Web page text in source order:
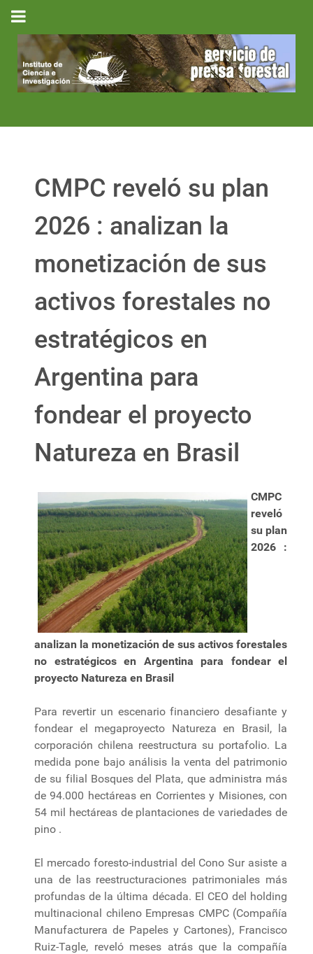
CMPC reveló su plan
2026 : analizan la
monetización de sus
activos forestales no
estratégicos en
Argentina para
fondear el proyecto
Natureza en Brasil
CMPC
reveló
su plan
2026 :
analizan la monetización de sus activos forestales
no estratégicos en Argentina para fondear el
proyecto Natureza en Brasil
Para revertir un escenario financiero desafiante y
fondear el megaproyecto Natureza en Brasil, la
corporación chilena reestructura su portafolio. La
medida pone bajo análisis la venta del patrimonio
de su filial Bosques del Plata, que administra más
de 94.000 hectáreas en Corrientes y Misiones, con
54 mil hectáreas de plantaciones de variedades de
pino .
El mercado foresto-industrial del Cono Sur asiste a
una de las reestructuraciones patrimoniales más
profundas de la última década. El CEO del holding
multinacional chileno Empresas CMPC (Compañía
Manufacturera de Papeles y Cartones), Francisco
Ruiz-Tagle, reveló meses atrás que la compañía